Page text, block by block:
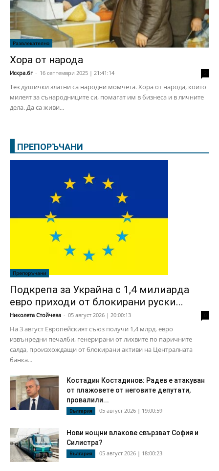
Развлекателно
Хора от народа
Искра.бг - 16 септември 2025 | 21:41:14
Тез душички златни са народни момчета. Хора от народа, които
милеят за сънародниците си, помагат им в бизнеса и в личните
дела. Да са живи...
ПРЕПОРЪЧАНИ
Препоръчани
Подкрепа за Украйна с 1,4 милиарда
евро приходи от блокирани руски...
Николета Стойчева - 05 август 2026 | 20:00:13
На 3 август Европейският съюз получи 1,4 млрд. евро
извънредни печалби, генерирани от лихвите по паричните
салда, произхождащи от блокирани активи на Централната
банка...
Костадин Костадинов: Радев е атакуван
от плажoвете от неговите депутати,
провалили...
България 05 август 2026 | 19:00:59
Нови нощни влакове свързват София и
Силистра?
България 05 август 2026 | 18:00:23